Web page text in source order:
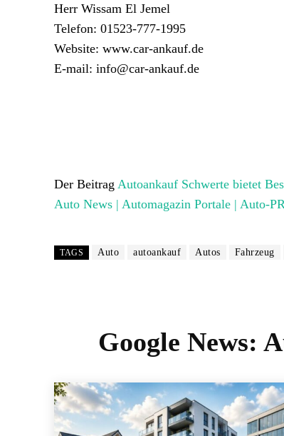
Herr Wissam El Jemel
Telefon: 01523-777-1995
Website: www.car-ankauf.de
E-mail: info@car-ankauf.de
Der Beitrag Autoankauf Schwerte bietet
Auto News | Automagazin Portale | Auto-
TAGS Auto autoankauf Autos Fahrzeug
Google News: